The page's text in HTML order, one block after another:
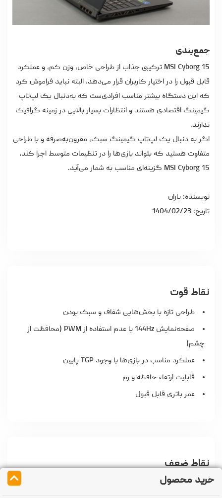
خرید محصول
جمع‌بندی
MSI Cyborg 15 ترکیبی جذاب از طراحی خاص، وزن کم، و عملکرد
قابل قبول را در اختیار کاربران قرار می‌دهد. البته نباید فراموش کرد
که این دستگاه بیشتر مناسب افرادی‌ست که به‌دنبال یک لپ‌تاپ
گیمینگ اقتصادی هستند و انتظارات بسیار بالایی در زمینه گرافیک
ندارند.
اگر به دنبال یک لپ‌تاپ گیمینگ سبک، مقرون‌به‌صرفه و با طراحی
متفاوت هستید که بتواند بازی‌ها را در تنظیمات متوسط اجرا کند،
MSI Cyborg 15 گزینه‌ای مناسب به شمار می‌آید.
نویسنده: باران
تاریخ: 1404/02/23
نقاط قوت
طراحی تازه با بخش‌هایی شفاف و سبک بودن
صفحه‌نمایش 144Hz با عدم استفاده از PWM (محافظت از
چشم)
عملکرد مناسب در بازی‌ها با وجود TGP پایین
قابلیت ارتقاء حافظه و رم
عمر باتری قابل قبول
نقاط ضعف
پوشش رنگی محدود (فقط ۵۴٪ sRGB)